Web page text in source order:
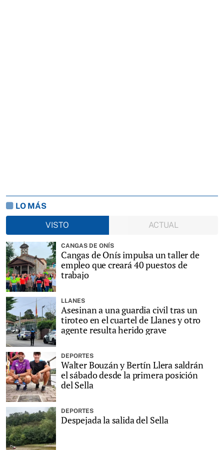
LO MÁS
VISTO
ACTUAL
CANGAS DE ONÍS
Cangas de Onís impulsa un taller de
empleo que creará 40 puestos de
trabajo
LLANES
Asesinan a una guardia civil tras un
tiroteo en el cuartel de Llanes y otro
agente resulta herido grave
DEPORTES
Walter Bouzán y Bertín Llera saldrán
el sábado desde la primera posición
del Sella
DEPORTES
Despejada la salida del Sella